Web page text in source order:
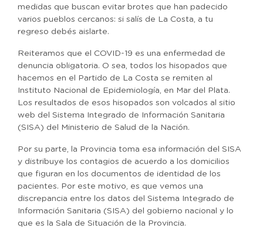
medidas que buscan evitar brotes que han padecido
varios pueblos cercanos: si salís de La Costa, a tu
regreso debés aislarte.
Reiteramos que el COVID-19 es una enfermedad de
denuncia obligatoria. O sea, todos los hisopados que
hacemos en el Partido de La Costa se remiten al
Instituto Nacional de Epidemiología, en Mar del Plata.
Los resultados de esos hisopados son volcados al sitio
web del Sistema Integrado de Información Sanitaria
(SISA) del Ministerio de Salud de la Nación.
Por su parte, la Provincia toma esa información del SISA
y distribuye los contagios de acuerdo a los domicilios
que figuran en los documentos de identidad de los
pacientes. Por este motivo, es que vemos una
discrepancia entre los datos del Sistema Integrado de
Información Sanitaria (SISA) del gobierno nacional y lo
que es la Sala de Situación de la Provincia.